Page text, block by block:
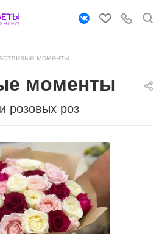
моменты
розовых роз
моменты